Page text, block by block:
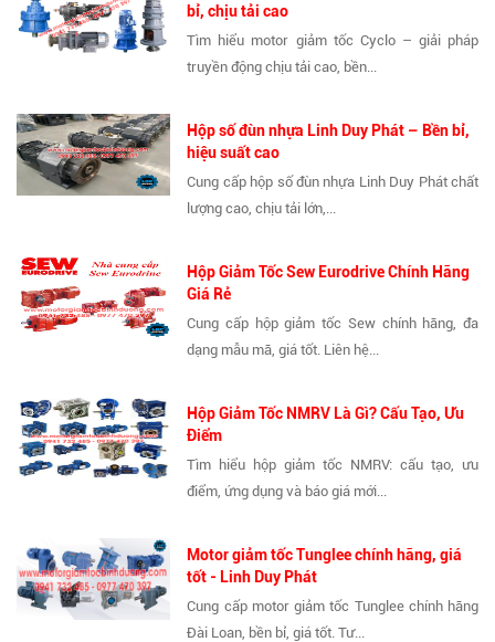
bỉ, chịu tải cao
Tìm hiểu motor giảm tốc Cyclo – giải pháp
truyền động chịu tải cao, bền...
Hộp số đùn nhựa Linh Duy Phát – Bền bỉ,
hiệu suất cao
Cung cấp hộp số đùn nhựa Linh Duy Phát chất
lượng cao, chịu tải lớn,...
Hộp Giảm Tốc Sew Eurodrive Chính Hãng
Giá Rẻ
Cung cấp hộp giảm tốc Sew chính hãng, đa
dạng mẫu mã, giá tốt. Liên hệ...
Hộp Giảm Tốc NMRV Là Gì? Cấu Tạo, Ưu
Điểm
Tìm hiểu hộp giảm tốc NMRV: cấu tạo, ưu
điểm, ứng dụng và báo giá mới...
Motor giảm tốc Tunglee chính hãng, giá
tốt - Linh Duy Phát
Cung cấp motor giảm tốc Tunglee chính hãng
Đài Loan, bền bỉ, giá tốt. Tư...